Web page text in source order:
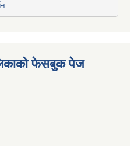
फेसबुक पेज